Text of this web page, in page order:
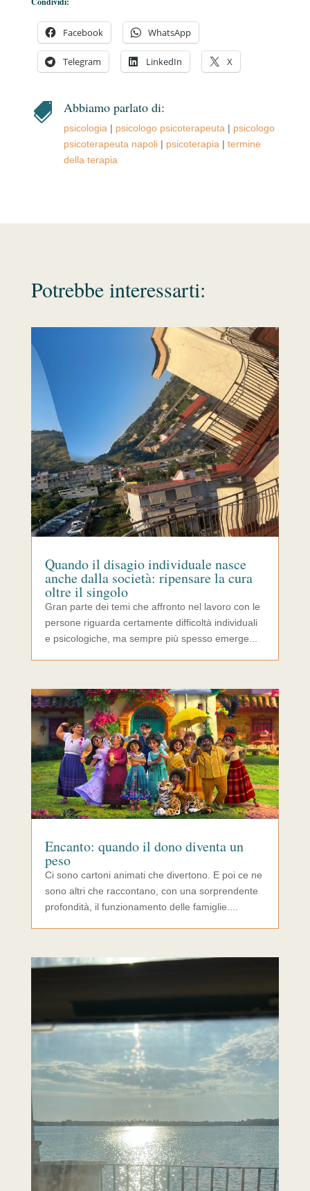
Facebook WhatsApp
Telegram LinkedIn X
 Abbiamo parlato di:
psicologia | psicologo psicoterapeuta | psicologo
psicoterapeuta napoli| psicoterapia | termine
della terapia
Potrebbe interessarti:
Quando il disagio individuale nasce
anche dalla società: ripensare la cura
oltre il singolo
Gran parte dei temi che affronto nel lavoro con le
persone riguarda certamente difficoltà individuali
e psicologiche, ma sempre più spesso emerge...
Encanto: quando il dono diventa un
peso
Ci sono cartoni animati che divertono. E poi ce ne
sono altri che raccontano, con una sorprendente
profondità, il funzionamento delle famiglie....